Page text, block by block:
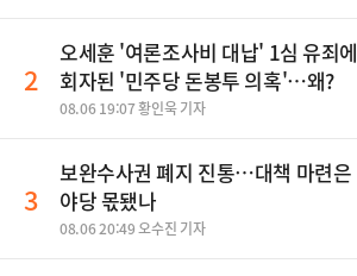
2
오세훈 '여론조사비 대납' 1심 유죄에
회자된 '민주당 돈봉투 의혹'…왜?
08.06 19:07 황인욱 기자
3
보완수사권 폐지 진통…대책 마련은
야당 몫됐나
08.06 20:49 오수진 기자